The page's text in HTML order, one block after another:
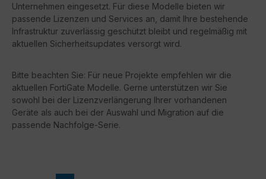
Unternehmen eingesetzt. Für diese Modelle bieten wir
passende Lizenzen und Services an, damit Ihre bestehende
Infrastruktur zuverlässig geschützt bleibt und regelmäßig mit
aktuellen Sicherheitsupdates versorgt wird.
Bitte beachten Sie: Für neue Projekte empfehlen wir die
aktuellen FortiGate Modelle. Gerne unterstützen wir Sie
sowohl bei der Lizenzverlängerung Ihrer vorhandenen
Geräte als auch bei der Auswahl und Migration auf die
passende Nachfolge-Serie.